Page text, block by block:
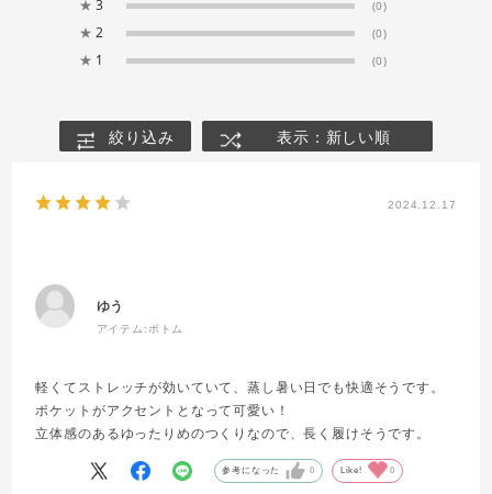
★ 3 (0)
★ 2 (0)
★ 1 (0)
絞り込み 表示：新しい順
2024.12.17
ゆう
アイテム: ボトム
軽くてストレッチが効いていて、蒸し暑い日でも快適そうです。
ポケットがアクセントとなって可愛い！
立体感のあるゆったりめのつくりなので、長く履けそうです。
参考になった 0 Like! 0